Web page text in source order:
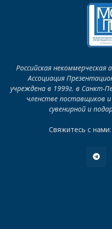
Российская
Ассоциация
учреждена в 1999г. в Санкт-
членстве поставщиков
сувенирной и
Свяжитесь с нами: